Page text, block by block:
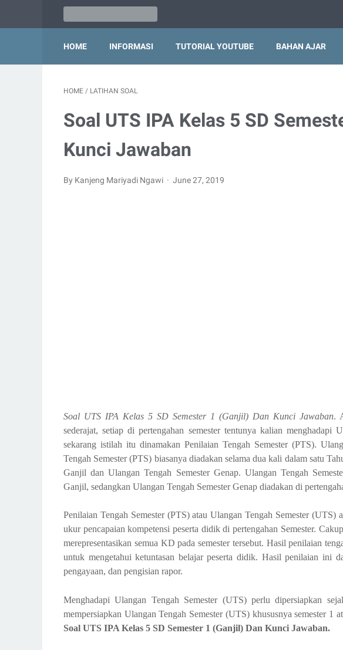
HOME INFORMASI TUTORIAL YOUTUBE BAHAN AJAR
HOME / LATIHAN SOAL
Soal UTS IPA Kelas 5 SD
Kunci Jawaban
By Kanjeng Mariyadi Ngawi June 27, 2019
Soal UTS IPA Kelas 5 SD Semester 1 (Ganjil) Dan Kunci Jawaban.
sederajat, setiap di pertengahan semester tentunya kalian menghadapi
sekarang istilah itu dinamakan Penilaian Tengah Semester (PTS).
Tengah Semester (PTS) biasanya diadakan selama dua kali dalam satu
Ganjil dan Ulangan Tengah Semester Genap. Ulangan Tengah
Ganjil, sedangkan Ulangan Tengah Semester Genap diadakan di
Penilaian Tengah Semester (PTS) atau Ulangan Tengah Semester
ukur pencapaian kompetensi peserta didik di pertengahan Semester.
merepresentasikan semua KD pada semester tersebut. Hasil penilaian
untuk menge­tahui ketuntasan belajar peserta didik. Hasil penilaian ini
pengayaan, dan pengisian rapor.
Menghadapi Ulangan Tengah Semester (UTS) perlu dipersiapkan
mempersiapkan Ulangan Tengah Semester (UTS) khususnya semester 1
Soal UTS IPA Kelas 5 SD Semester 1 (Ganjil) Dan Kunci Jawaban.